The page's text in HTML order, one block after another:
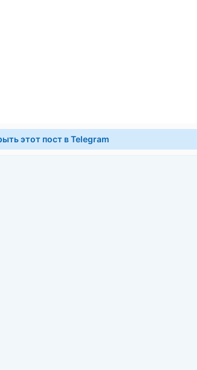
этот пост в Telegram